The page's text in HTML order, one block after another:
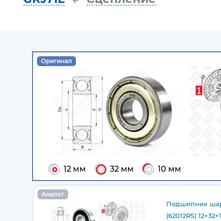
Оригинал
12 мм 32 мм 10 мм
Аналог
Подшипник
(62012RS)